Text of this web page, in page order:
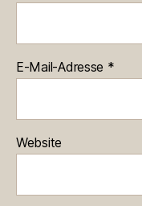
E-Mail-Adresse *
Website